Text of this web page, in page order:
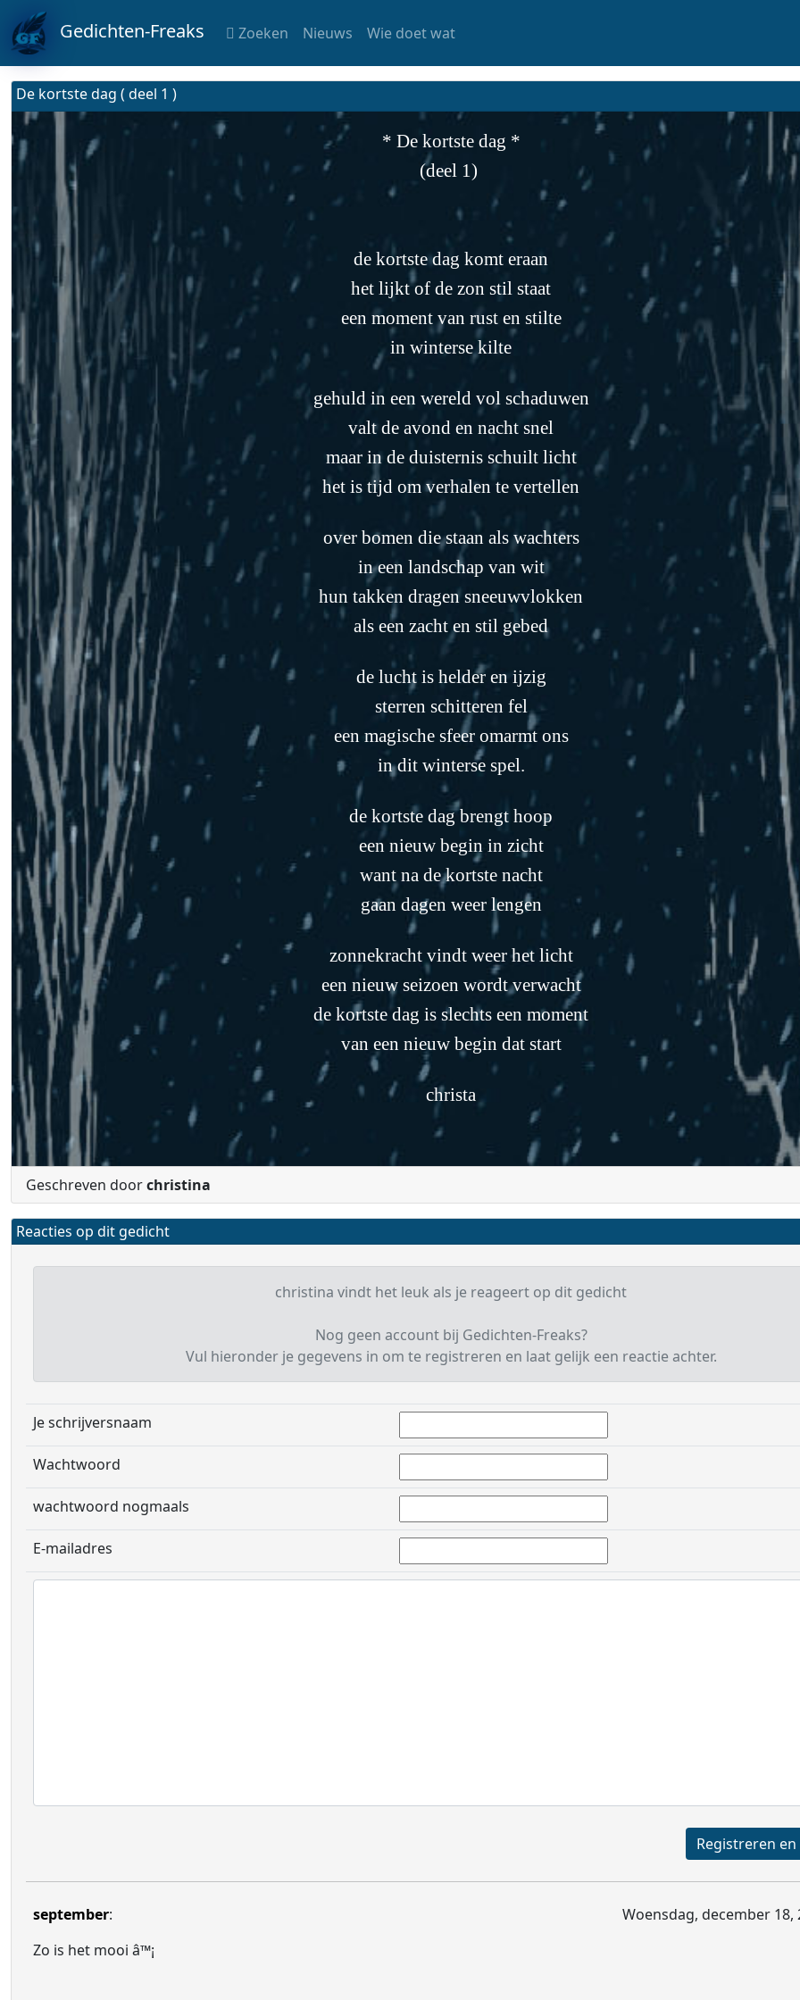
Gedichten-Freaks Zoeken Nieuws Wie doet wat
De kortste dag ( deel 1 )
* De kortste dag *
(deel 1)
de kortste dag komt eraan
het lijkt of de zon stil staat
een moment van rust en stilte
in winterse kilte
gehuld in een wereld vol schaduwen
valt de avond en nacht snel
maar in de duisternis schuilt licht
het is tijd om verhalen te vertellen
over bomen die staan als wachters
in een landschap van wit
hun takken dragen sneeuwvlokken
als een zacht en stil gebed
de lucht is helder en ijzig
sterren schitteren fel
een magische sfeer omarmt ons
in dit winterse spel.
de kortste dag brengt hoop
een nieuw begin in zicht
want na de kortste nacht
gaan dagen weer lengen
zonnekracht vindt weer het licht
een nieuw seizoen wordt verwacht
de kortste dag is slechts een moment
van een nieuw begin dat start
christa
Geschreven doorchristina
Reacties op dit gedicht
christina vindt het leuk als je reageert op dit gedicht
Nog geen account bij Gedichten-Freaks?
Vul hieronder je gegevens in om te registreren en laat gelijk een reactie achter.
Je schrijversnaam
Wachtwoord
wachtwoord nogmaals
E-mailadres
september:
Woensdag, december 18,
Zo is het mooi â™¡